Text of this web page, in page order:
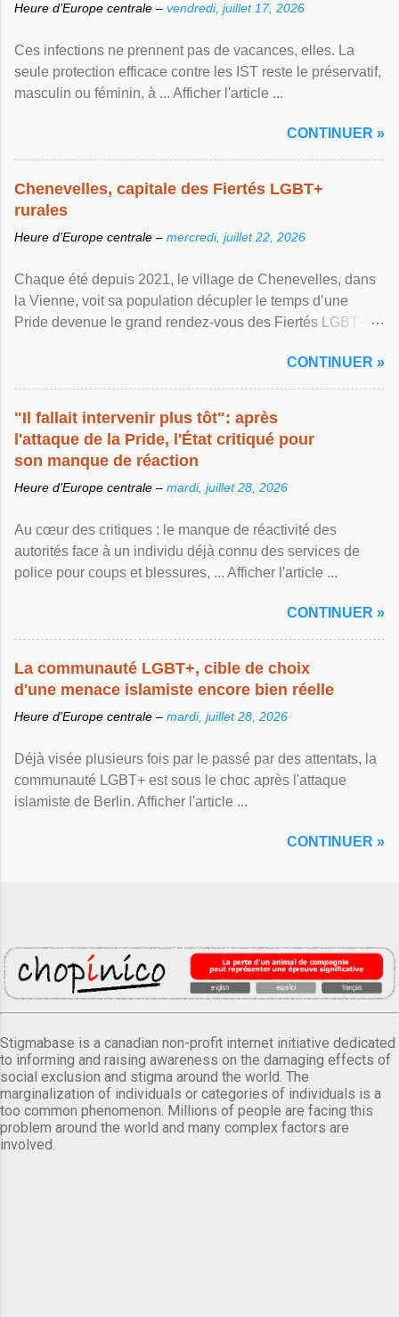
Heure d’Europe centrale – vendredi, juillet 17, 2026
Ces infections ne prennent pas de vacances, elles. La
seule protection efficace contre les IST reste le préservatif,
masculin ou féminin, à ... Afficher l'article ...
CONTINUER »
Chenevelles, capitale des Fiertés LGBT+
rurales
Heure d’Europe centrale – mercredi, juillet 22, 2026
Chaque été depuis 2021, le village de Chenevelles, dans
la Vienne, voit sa population décupler le temps d’une
Pride devenue le grand rendez-vous des Fiertés LGBT+
CONTINUER »
"Il fallait intervenir plus tôt": après
l'attaque de la Pride, l'État critiqué pour
son manque de réaction
Heure d’Europe centrale – mardi, juillet 28, 2026
Au cœur des critiques : le manque de réactivité des
autorités face à un individu déjà connu des services de
police pour coups et blessures, ... Afficher l'article ...
CONTINUER »
La communauté LGBT+, cible de choix
d'une menace islamiste encore bien réelle
Heure d’Europe centrale – mardi, juillet 28, 2026
Déjà visée plusieurs fois par le passé par des attentats, la
communauté LGBT+ est sous le choc après l'attaque
islamiste de Berlin. Afficher l'article ...
CONTINUER »
Stigmabase is a canadian non-profit internet initiative dedicated
to informing and raising awareness on the damaging effects of
social exclusion and stigma around the world. The
marginalization of individuals or categories of individuals is a
too common phenomenon. Millions of people are facing this
problem around the world and many complex factors are
involved.